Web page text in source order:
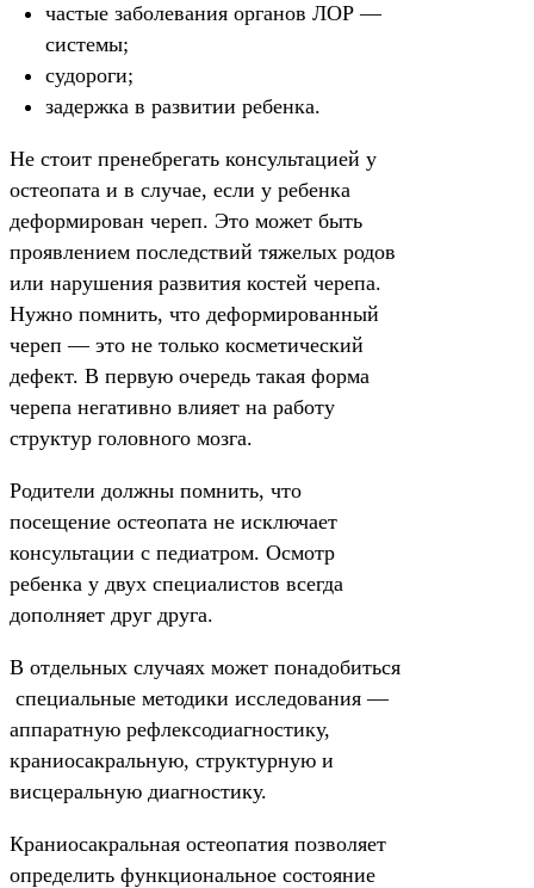
частые заболевания органов ЛОР —
системы;
судороги;
задержка в развитии ребенка.
Не стоит пренебрегать консультацией у
остеопата и в случае, если у ребенка
деформирован череп. Это может быть
проявлением последствий тяжелых родов
или нарушения развития костей черепа.
Нужно помнить, что деформированный
череп — это не только косметический
дефект. В первую очередь такая форма
черепа негативно влияет на работу
структур головного мозга.
Родители должны помнить, что
посещение остеопата не исключает
консультации с педиатром. Осмотр
ребенка у двух специалистов всегда
дополняет друг друга.
В отдельных случаях может понадобиться
специальные методики исследования —
аппаратную рефлексодиагностику,
краниосакральную, структурную и
висцеральную диагностику.
Краниосакральная остеопатия позволяет
определить функциональное состояние